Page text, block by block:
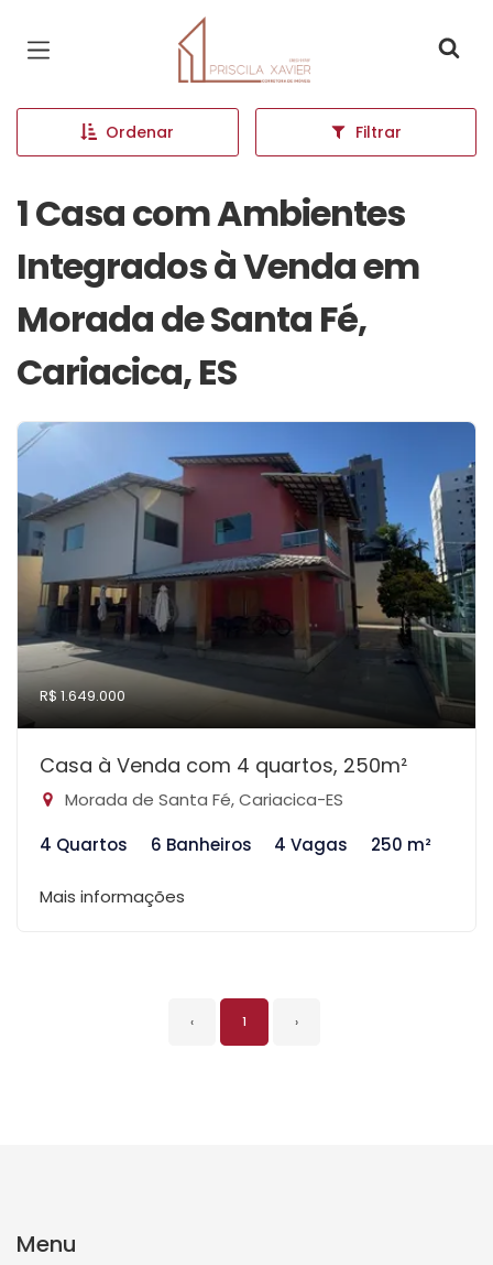
Página inicial
Ordenar Filtrar
1 Casa com Ambientes
Integrados à Venda em
Morada de Santa Fé,
Cariacica, ES
R$ 1.649.000
Casa à Venda com 4 quartos, 250m²
Morada de Santa Fé, Cariacica-ES
4 Quartos
6 Banheiros 4 Vagas 250 m²
Mais informações
‹ 1 ›
Menu